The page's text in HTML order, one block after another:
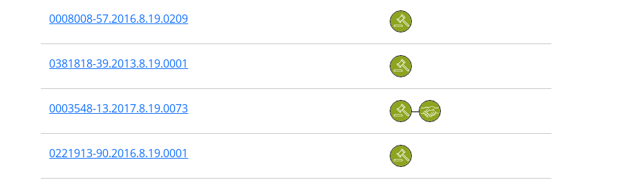
0008008-57.2016.8.19.0209
0381818-39.2013.8.19.0001
0003548-13.2017.8.19.0073
0221913-90.2016.8.19.0001